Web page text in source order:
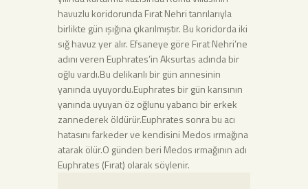
havuzlu koridorunda Fırat Nehri tanrılarıyla
birlikte gün ışığına çıkarılmıştır. Bu koridorda iki
sığ havuz yer alır. Efsaneye göre Fırat Nehri’ne
adını veren Euphrates’in Aksurtas adında bir
oğlu vardı.Bu delikanlı bir gün annesinin
yanında uyuyordu.Euphrates bir gün karısının
yanında uyuyan öz oğlunu yabancı bir erkek
zannederek öldürür.Euphrates sonra bu acı
hatasını farkeder ve kendisini Medos ırmağına
atarak ölür.O günden beri Medos ırmağının adı
Euphrates (Fırat) olarak söylenir.